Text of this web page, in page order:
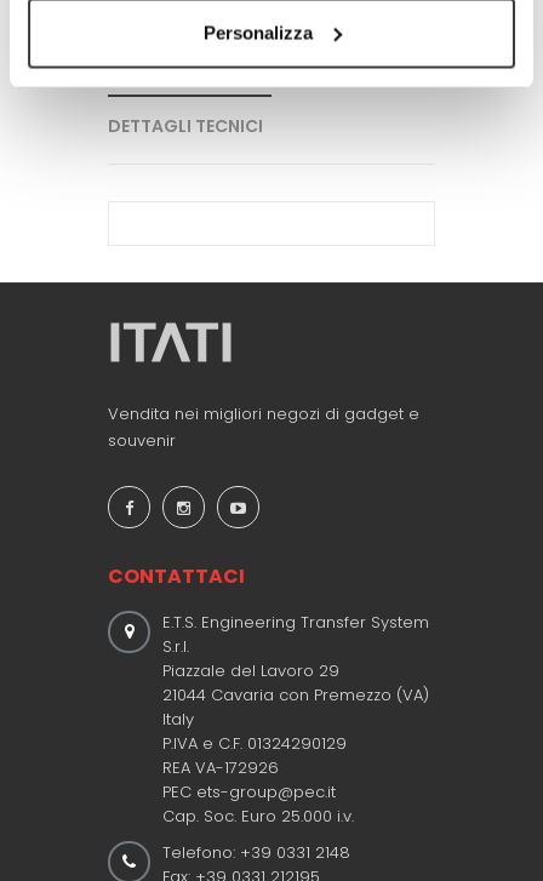
Personalizza
DETTAGLI TECNICI
Vendita nei migliori negozi di gadget e
souvenir
CONTATTACI
E.T.S. Engineering Transfer System
S.r.l.
Piazzale del Lavoro 29
21044 Cavaria con Premezzo (VA)
Italy
P.IVA e C.F. 01324290129
REA VA-172926
PEC ets-group@pec.it
Cap. Soc. Euro 25.000 i.v.
Telefono: +39 0331 2148